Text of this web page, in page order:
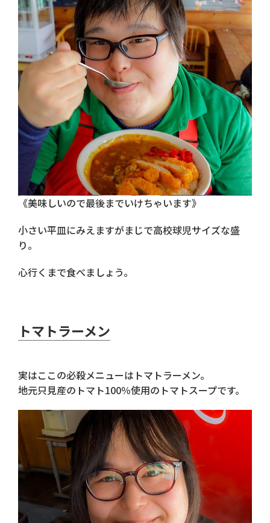
《美味しいので最後までいけちゃいます》
小さい平皿にみえますがまじで高校球児サイズな盛
り。
心行くまで食べましょう。
トマトラーメン
実はここの必殺メニューはトマトラーメン。
地元只見産のトマト100％使用のトマトスープです。